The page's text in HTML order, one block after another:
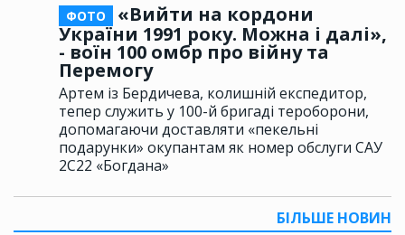
ФОТО
«Вийти на кордони
України 1991 року. Можна і далі»,
- воїн 100 омбр про війну та
Перемогу
Артем із Бердичева, колишній експедитор,
тепер служить у 100-й бригаді тероборони,
допомагаючи доставляти «пекельні
подарунки» окупантам як номер обслуги САУ
2С22 «Богдана»
БІЛЬШЕ НОВИН